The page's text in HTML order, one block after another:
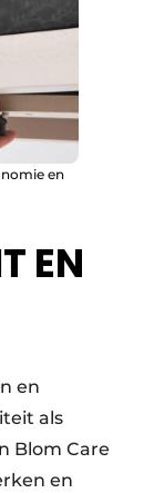
en
EN
en
als
Blom Care
en